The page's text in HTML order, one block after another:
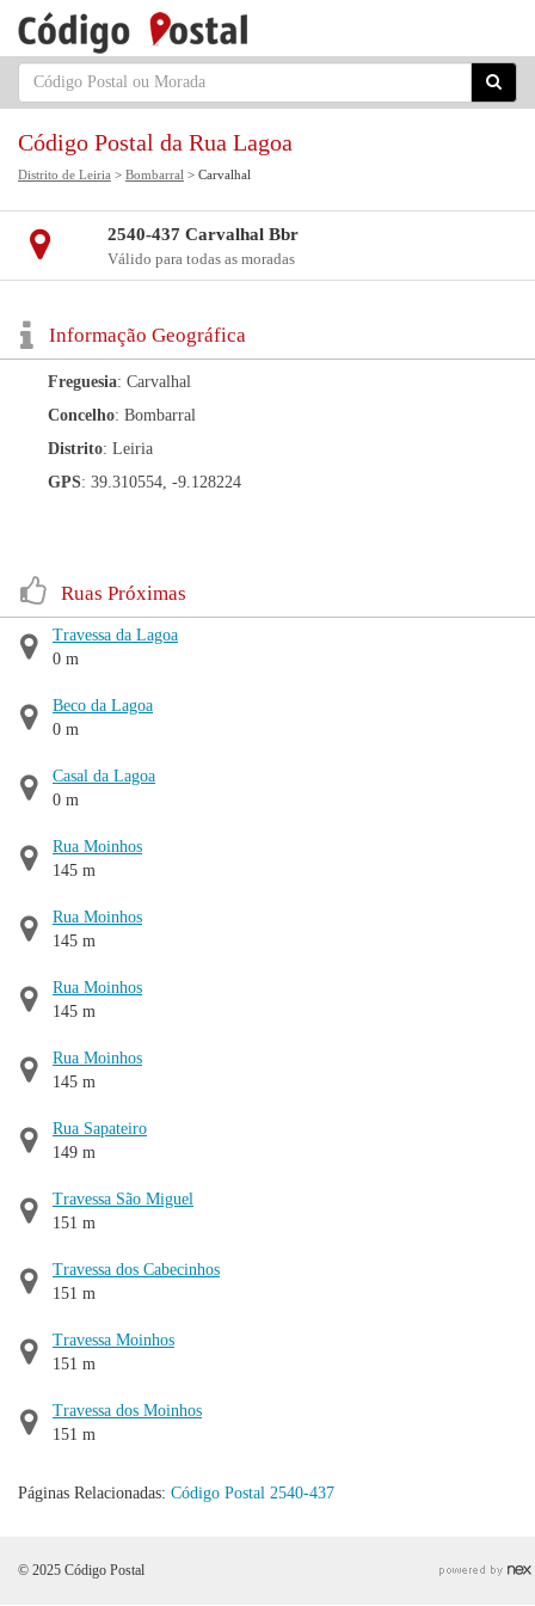
Código Postal da Rua Lagoa
Distrito de Leiria > Bombarral > Carvalhal
2540-437 Carvalhal Bbr
Válido para todas as moradas
Informação Geográfica
Freguesia: Carvalhal
Concelho: Bombarral
Distrito: Leiria
GPS: 39.310554, -9.128224
Ruas Próximas
Travessa da Lagoa
0 m
Beco da Lagoa
0 m
Casal da Lagoa
0 m
Rua Moinhos
145 m
Rua Moinhos
145 m
Rua Moinhos
145 m
Rua Moinhos
145 m
Rua Sapateiro
149 m
Travessa São Miguel
151 m
Travessa dos Cabecinhos
151 m
Travessa Moinhos
151 m
Travessa dos Moinhos
151 m
Páginas Relacionadas: Código Postal 2540-437
© 2025 Código Postal